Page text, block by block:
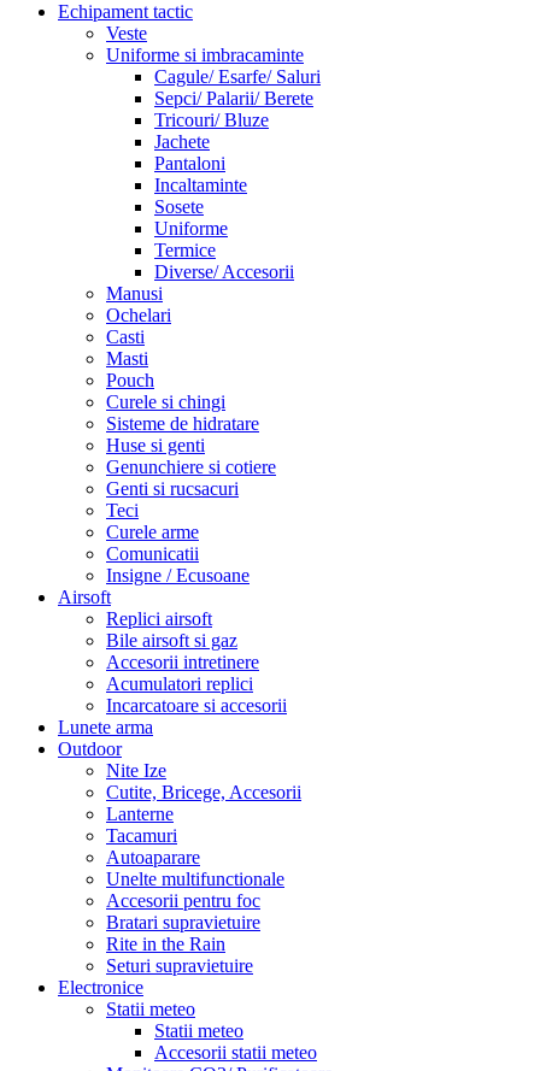
Echipament tactic
Veste
Uniforme si imbracaminte
Cagule/ Esarfe/ Saluri
Sepci/ Palarii/ Berete
Tricouri/ Bluze
Jachete
Pantaloni
Incaltaminte
Sosete
Uniforme
Termice
Diverse/ Accesorii
Manusi
Ochelari
Casti
Masti
Pouch
Curele si chingi
Sisteme de hidratare
Huse si genti
Genunchiere si cotiere
Genti si rucsacuri
Teci
Curele arme
Comunicatii
Insigne / Ecusoane
Airsoft
Replici airsoft
Bile airsoft si gaz
Accesorii intretinere
Acumulatori replici
Incarcatoare si accesorii
Lunete arma
Outdoor
Nite Ize
Cutite, Bricege, Accesorii
Lanterne
Tacamuri
Autoaparare
Unelte multifunctionale
Accesorii pentru foc
Bratari supravietuire
Rite in the Rain
Seturi supravietuire
Electronice
Statii meteo
Statii meteo
Accesorii statii meteo